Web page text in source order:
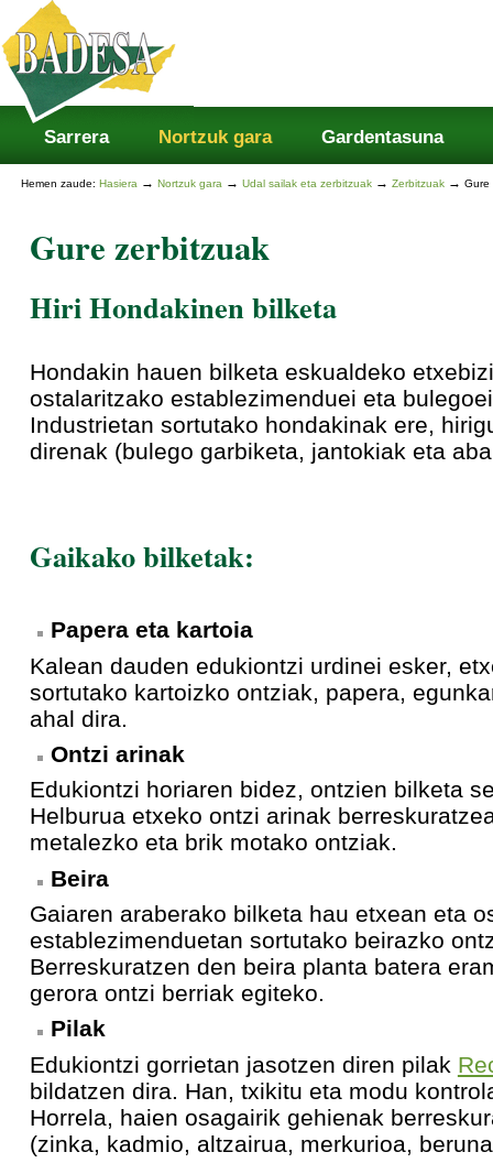
Edukira
salto
egin
Salto
egin
nabigazioara
Atalak
Sarrera Nortzuk gara Gardentasuna
Hemen zaude: Hasiera →Nortzuk gara →Udal sailak eta zerbitzuak →Zerbitzuak →Gure
Gure zerbitzuak
Hiri Hondakinen bilketa
Hondakin hauen bilketa eskualdeko
ostalaritzako establezimenduei eta
Industrietan sortutako hondakinak ere,
direnak (bulego garbiketa, jantokiak eta
Gaikako bilketak:
Papera eta kartoia
Kalean dauden edukiontzi urdinei esker,
sortutako kartoizko ontziak, papera,
ahal dira.
Ontzi arinak
Edukiontzi horiaren bidez, ontzien bilketa
Helburua etxeko ontzi arinak
metalezko eta brik motako ontziak.
Beira
Gaiaren araberako bilketa hau etxean eta
establezimenduetan sortutako beirazko
Berreskuratzen den beira planta batera
gerora ontzi berriak egiteko.
Pilak
Edukiontzi gorrietan jasotzen diren pilak
bildatzen dira. Han, txikitu eta modu
Horrela, haien osagairik gehienak
(zinka, kadmio, altzairua, merkurioa,